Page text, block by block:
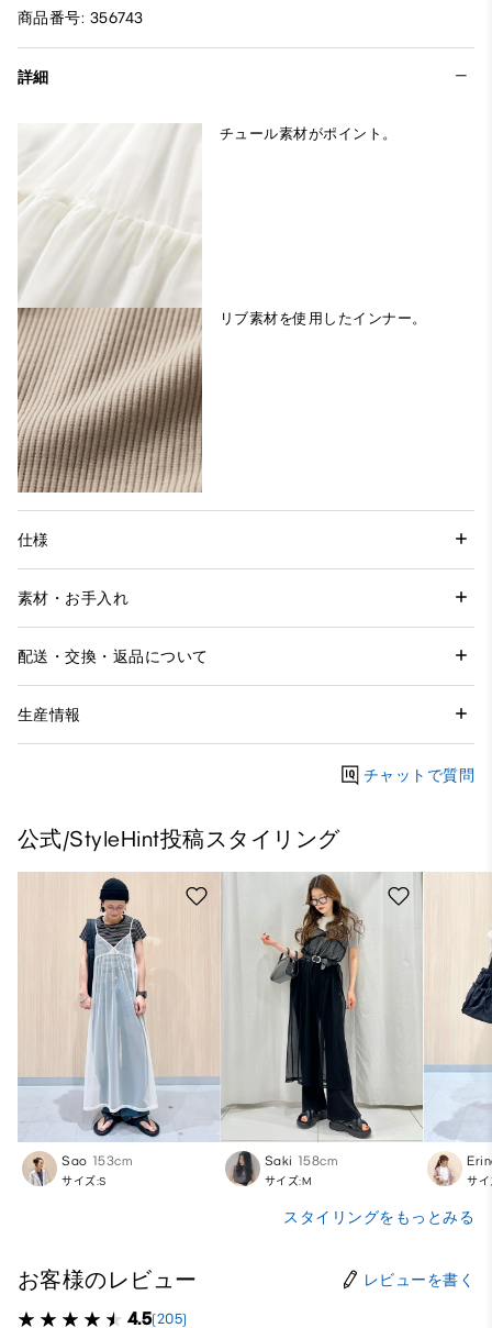
商品番号: 356743
詳細
チュール素材がポイント。
リブ素材を使用したインナー。
仕様
素材・お手入れ
配送・交換・返品について
生産情報
チャットで質問
公式/StyleHint投稿スタイリング
Sao 153cm
サイズ:S
Saki 158cm
サイズ:M サ
スタイリングをもっとみる
お客様のレビュー レビューを書く
4.5(205)